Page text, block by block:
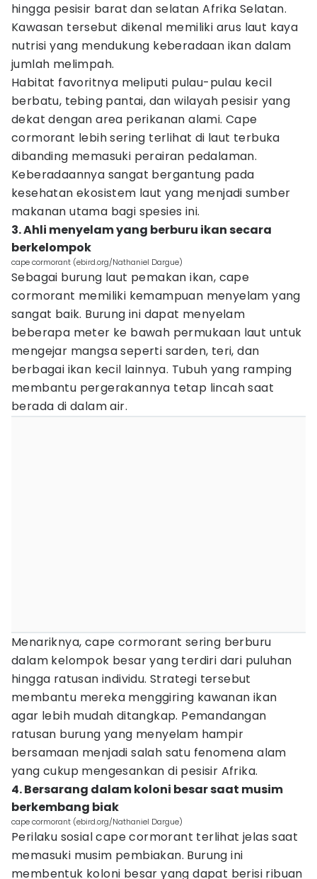
hingga pesisir barat dan selatan Afrika Selatan.
Kawasan tersebut dikenal memiliki arus laut kaya
nutrisi yang mendukung keberadaan ikan dalam
jumlah melimpah.
Habitat favoritnya meliputi pulau-pulau kecil
berbatu, tebing pantai, dan wilayah pesisir yang
dekat dengan area perikanan alami. Cape
cormorant lebih sering terlihat di laut terbuka
dibanding memasuki perairan pedalaman.
Keberadaannya sangat bergantung pada
kesehatan ekosistem laut yang menjadi sumber
makanan utama bagi spesies ini.
3. Ahli menyelam yang berburu ikan secara
berkelompok
cape cormorant (ebird.org/Nathaniel Dargue)
Sebagai burung laut pemakan ikan, cape
cormorant memiliki kemampuan menyelam yang
sangat baik. Burung ini dapat menyelam
beberapa meter ke bawah permukaan laut untuk
mengejar mangsa seperti sarden, teri, dan
berbagai ikan kecil lainnya. Tubuh yang ramping
membantu pergerakannya tetap lincah saat
berada di dalam air.
Menariknya, cape cormorant sering berburu
dalam kelompok besar yang terdiri dari puluhan
hingga ratusan individu. Strategi tersebut
membantu mereka menggiring kawanan ikan
agar lebih mudah ditangkap. Pemandangan
ratusan burung yang menyelam hampir
bersamaan menjadi salah satu fenomena alam
yang cukup mengesankan di pesisir Afrika.
4. Bersarang dalam koloni besar saat musim
berkembang biak
cape cormorant (ebird.org/Nathaniel Dargue)
Perilaku sosial cape cormorant terlihat jelas saat
memasuki musim pembiakan. Burung ini
membentuk koloni besar yang dapat berisi ribuan